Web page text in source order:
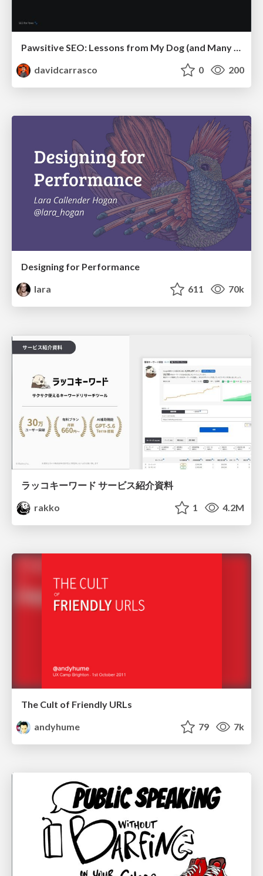
Pawsitive SEO: Lessons from My Dog (and Many Mistakes) on Thriving as a Consultant in the Age of AI
davidcarrasco
0 200
Designing for Performance
lara
611 70k
ラッコキーワード サービス紹介資料
rakko
1 4.2M
The Cult of Friendly URLs
andyhume
79 7k